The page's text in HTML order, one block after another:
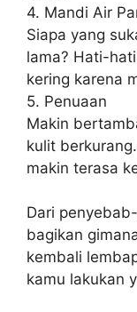
4. Mandi Air
Siapa yang
lama? Hati-
kering karena
5. Penuaan
Makin
kulit
makin terasa
Dari
bagikan
kembali
kamu lakukan